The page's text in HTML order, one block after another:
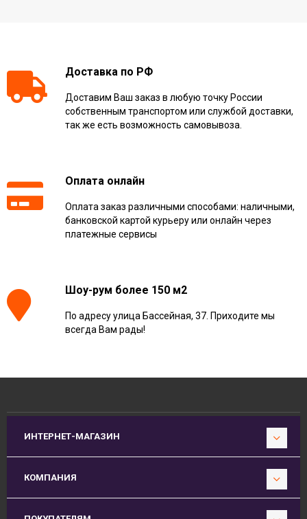
Доставка по РФ
Доставим Ваш заказ в любую точку России
собственным транспортом или службой доставки,
так же есть возможность самовывоза.
Оплата онлайн
Оплата заказ различными способами: наличными,
банковской картой курьеру или онлайн через
платежные сервисы
Шоу-рум более 150 м2
По адресу улица Бассейная, 37. Приходите мы
всегда Вам рады!
ИНТЕРНЕТ-МАГАЗИН
КОМПАНИЯ